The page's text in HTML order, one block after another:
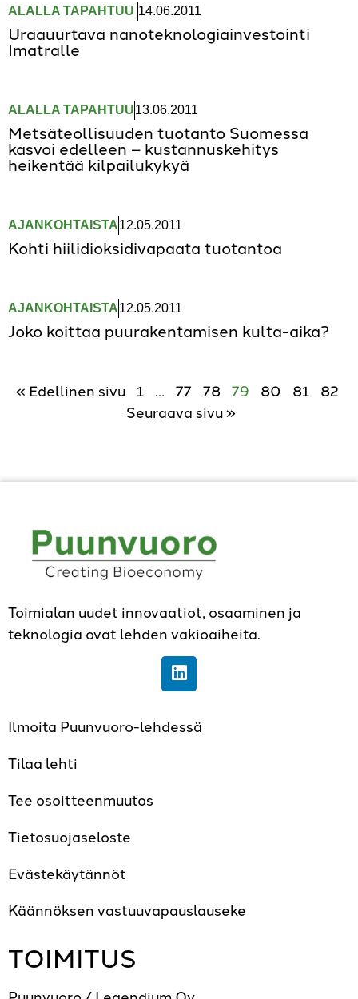
ALALLA TAPAHTUU 14.06.2011
Uraauurtava nanoteknologiainvestointi
Imatralle
ALALLA TAPAHTUU13.06.2011
Metsäteollisuuden tuotanto Suomessa
kasvoi edelleen – kustannuskehitys
heikentää kilpailukykyä
AJANKOHTAISTA12.05.2011
Kohti hiilidioksidivapaata tuotantoa
AJANKOHTAISTA12.05.2011
Joko koittaa puurakentamisen kulta-aika?
« Edellinen sivu 1 … 77 78 79 80 81 82
Seuraava sivu »
Toimialan uudet innovaatiot, osaaminen ja
teknologia ovat lehden vakioaiheita.
Ilmoita Puunvuoro-lehdessä
Tilaa lehti
Tee osoitteenmuutos
Tietosuojaseloste
Evästekäytännöt
Käännöksen vastuuvapauslauseke
TOIMITUS